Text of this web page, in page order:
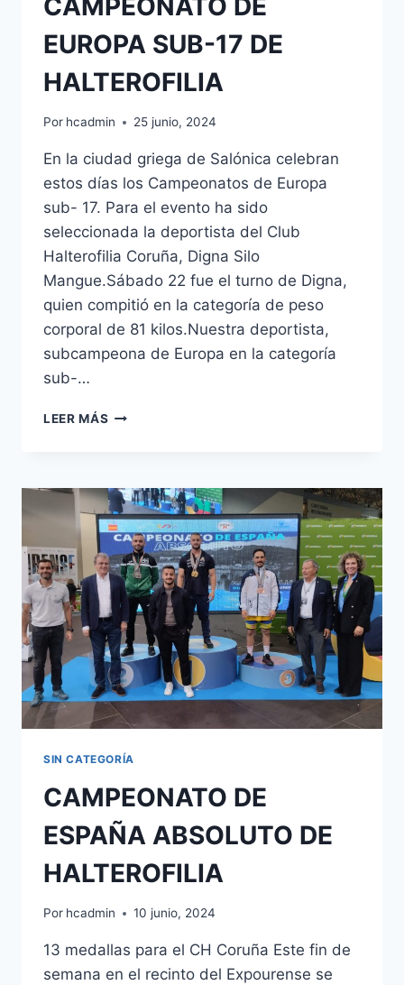
EUROPA SUB-17 DE
HALTEROFILIA
Por hcadmin 25 junio, 2024
En la ciudad griega de Salónica celebran
estos días los Campeonatos de Europa
sub- 17. Para el evento ha sido
seleccionada la deportista del Club
Halterofilia Coruña, Digna Silo
Mangue.Sábado 22 fue el turno de Digna,
quien compitió en la categoría de peso
corporal de 81 kilos.Nuestra deportista,
subcampeona de Europa en la categoría
sub-…
LEER MÁS CAMPEONATO
17
DE
HALTEROFILIA
SIN CATEGORÍA
CAMPEONATO DE
ESPAÑA ABSOLUTO DE
HALTEROFILIA
Por hcadmin 10 junio, 2024
13 medallas para el CH Coruña Este fin de
semana en el recinto del Expourense se